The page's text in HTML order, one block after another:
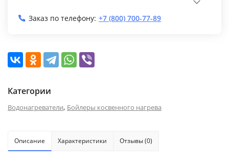
Заказ по телефону: +7 (800) 700-77-89
Категории
Водонагреватели, Бойлеры косвенного нагрева
Описание Характеристики Отзывы (0)